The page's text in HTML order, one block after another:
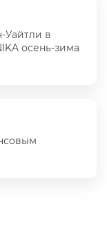
Уайтли в
осень-зима